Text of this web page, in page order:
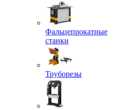
Фальцепрокатные
станки
Труборезы